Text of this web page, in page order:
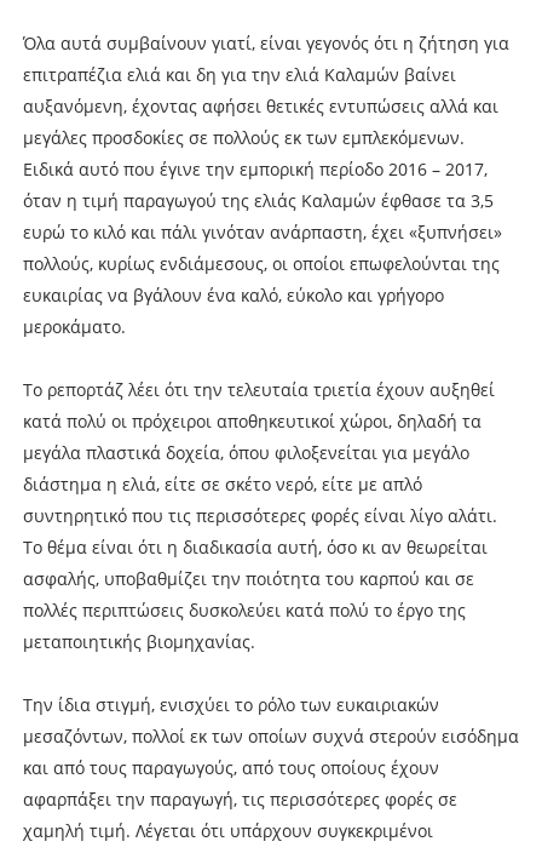
Όλα αυτά συμβαίνουν γιατί, είναι γεγονός ότι η ζήτηση για
επιτραπέζια ελιά και δη για την ελιά Καλαμών βαίνει
αυξανόμενη, έχοντας αφήσει θετικές εντυπώσεις αλλά και
μεγάλες προσδοκίες σε πολλούς εκ των εμπλεκόμενων.
Ειδικά αυτό που έγινε την εμπορική περίοδο 2016 – 2017,
όταν η τιμή παραγωγού της ελιάς Καλαμών έφθασε τα 3,5
ευρώ το κιλό και πάλι γινόταν ανάρπαστη, έχει «ξυπνήσει»
πολλούς, κυρίως ενδιάμεσους, οι οποίοι επωφελούνται της
ευκαιρίας να βγάλουν ένα καλό, εύκολο και γρήγορο
μεροκάματο.
Το ρεπορτάζ λέει ότι την τελευταία τριετία έχουν αυξηθεί
κατά πολύ οι πρόχειροι αποθηκευτικοί χώροι, δηλαδή τα
μεγάλα πλαστικά δοχεία, όπου φιλοξενείται για μεγάλο
διάστημα η ελιά, είτε σε σκέτο νερό, είτε με απλό
συντηρητικό που τις περισσότερες φορές είναι λίγο αλάτι.
Το θέμα είναι ότι η διαδικασία αυτή, όσο κι αν θεωρείται
ασφαλής, υποβαθμίζει την ποιότητα του καρπού και σε
πολλές περιπτώσεις δυσκολεύει κατά πολύ το έργο της
μεταποιητικής βιομηχανίας.
Την ίδια στιγμή, ενισχύει το ρόλο των ευκαιριακών
μεσαζόντων, πολλοί εκ των οποίων συχνά στερούν εισόδημα
και από τους παραγωγούς, από τους οποίους έχουν
αφαρπάξει την παραγωγή, τις περισσότερες φορές σε
χαμηλή τιμή. Λέγεται ότι υπάρχουν συγκεκριμένοι